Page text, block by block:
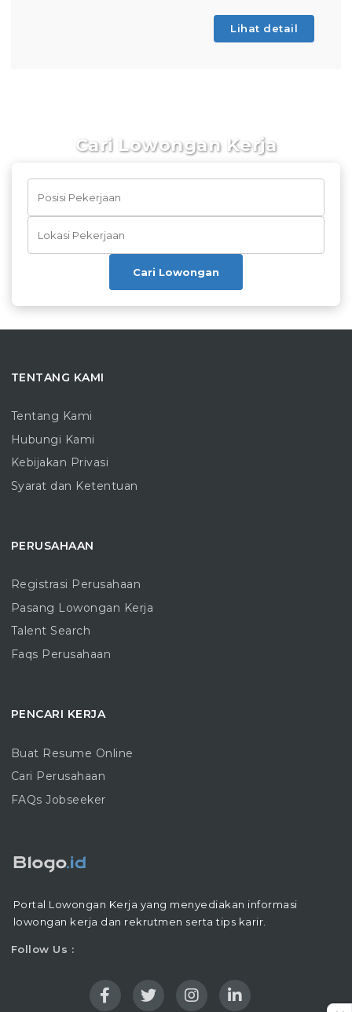
Lihat detail
Cari Lowongan Kerja
Cari Lowongan
TENTANG KAMI
Tentang Kami
Hubungi Kami
Kebijakan Privasi
Syarat dan Ketentuan
PERUSAHAAN
Registrasi Perusahaan
Pasang Lowongan Kerja
Talent Search
Faqs Perusahaan
PENCARI KERJA
Buat Resume Online
Cari Perusahaan
FAQs Jobseeker
Portal Lowongan Kerja yang menyediakan informasi
lowongan kerja dan rekrutmen serta tips karir.
Follow Us :